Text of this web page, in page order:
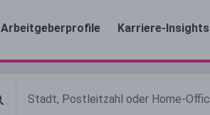
Arbeitgeberprofile Karriere-Insights